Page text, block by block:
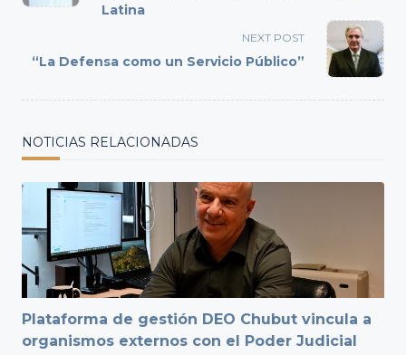
screen-
text">Page</span>
Latina
NEXT POST
“La Defensa como un Servicio Público”
NOTICIAS RELACIONADAS
Plataforma de gestión DEO Chubut vincula a
organismos externos con el Poder Judicial